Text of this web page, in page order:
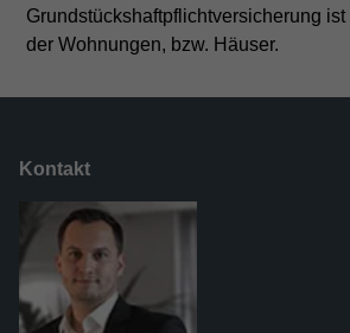
Grundstückshaftpflichtversicherung ist
der Wohnungen, bzw. Häuser.
Kontakt